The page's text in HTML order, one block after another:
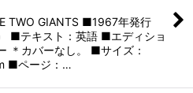
TWO GIANTS ■1967年発行
■テキスト：英語 ■エディショ
＊カバーなし。 ■サイズ：
■ページ：…